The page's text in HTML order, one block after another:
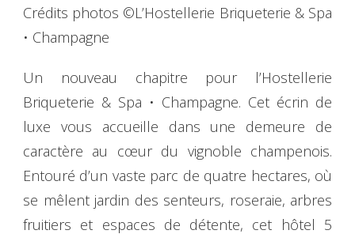
Crédits photos ©L’Hostellerie Briqueterie & Spa
• Champagne
Un nouveau chapitre pour l’Hostellerie
Briqueterie & Spa • Champagne. Cet écrin de
luxe vous accueille dans une demeure de
caractère au cœur du vignoble champenois.
Entouré d’un vaste parc de quatre hectares, où
se mêlent jardin des senteurs, roseraie, arbres
fruitiers et espaces de détente, cet hôtel 5